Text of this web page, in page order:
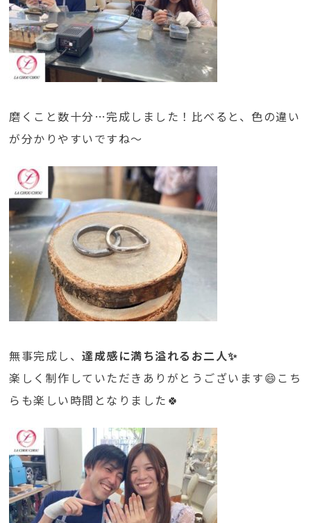
磨くこと数十分…完成しました！比べると、色の違い
が分かりやすいですね～
無事完成し、達成感に満ち溢れるお二人✨
楽しく制作していただきありがとうございます😄こち
らも楽しい時間となりました🍀